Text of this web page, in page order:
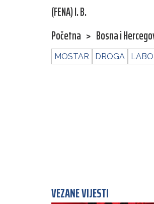
(FENA) I. B.
Početna > Bosna i
MOSTAR DROGA
VEZANE VIJESTI